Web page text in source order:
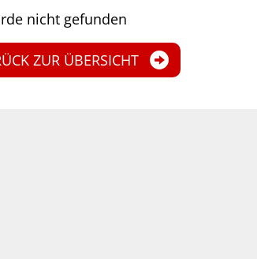
nicht gefunden
ZUR ÜBERSICHT